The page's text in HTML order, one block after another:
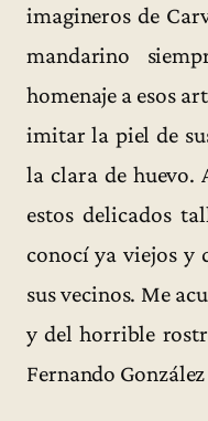
imagineros de
mandarino
homenaje a esos
imitar la piel de
la clara de huevo.
estos delicados
conocí ya viejos y
sus vecinos. Me
y del horrible
Fernando